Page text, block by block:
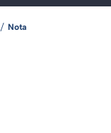
Nota